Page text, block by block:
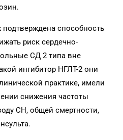
способность
риск сердечно-
СД 2 типа вне
ингибитор НГЛТ-2 они
практике, имели
снижения частоты
СН, общей смертности,